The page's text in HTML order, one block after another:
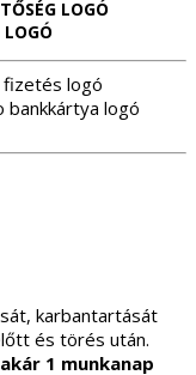
karbantartását
és törés után.
1 munkanap